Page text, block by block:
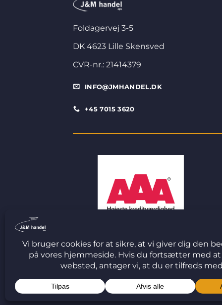
Foldagervej 3-5
DK 4623 Lille Skensved
CVR-nr.: 21414379
INFO@JMHANDEL.DK
+45 7015 3620
© 2026 J&M Handel ApS